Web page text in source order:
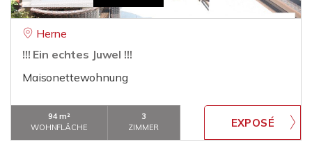
Herne
!!! Ein echtes Juwel !!!
Maisonettewohnung
94 m²
WOHNFLÄCHE
3
ZIMMER